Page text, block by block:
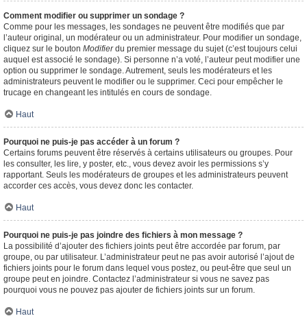
Comment modifier ou supprimer un sondage ?
Comme pour les messages, les sondages ne peuvent être modifiés que par
l’auteur original, un modérateur ou un administrateur. Pour modifier un sondage,
cliquez sur le bouton Modifierdu premier message du sujet (c’est toujours celui
auquel est associé le sondage). Si personne n’a voté, l’auteur peut modifier une
option ou supprimer le sondage. Autrement, seuls les modérateurs et les
administrateurs peuvent le modifier ou le supprimer. Ceci pour empêcher le
trucage en changeant les intitulés en cours de sondage.
Haut
Pourquoi ne puis-je pas accéder à un forum ?
Certains forums peuvent être réservés à certains utilisateurs ou groupes. Pour
les consulter, les lire, y poster, etc., vous devez avoir les permissions s’y
rapportant. Seuls les modérateurs de groupes et les administrateurs peuvent
accorder ces accès, vous devez donc les contacter.
Haut
Pourquoi ne puis-je pas joindre des fichiers à mon message ?
La possibilité d’ajouter des fichiers joints peut être accordée par forum, par
groupe, ou par utilisateur. L’administrateur peut ne pas avoir autorisé l’ajout de
fichiers joints pour le forum dans lequel vous postez, ou peut-être que seul un
groupe peut en joindre. Contactez l’administrateur si vous ne savez pas
pourquoi vous ne pouvez pas ajouter de fichiers joints sur un forum.
Haut